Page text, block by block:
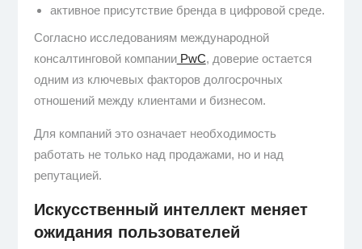
активное присутствие бренда в цифровой среде.
Согласно исследованиям международной
консалтинговой компанииPwC, доверие остается
одним из ключевых факторов долгосрочных
отношений между клиентами и бизнесом.
Для компаний это означает необходимость
работать не только над продажами, но и над
репутацией.
Искусственный интеллект меняет
ожидания пользователей